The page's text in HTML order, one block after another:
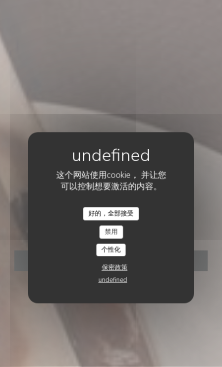
这个网站使用cookie， 并让您
可以控制想要激活的内容。
好的，全部接受
禁用
个性化
保密政策
undefined
地中海餐厅• MARCQ-EN-BARŒUL
Casa Mazita